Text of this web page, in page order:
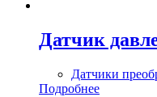
Датчик
Датчики
Подробнее